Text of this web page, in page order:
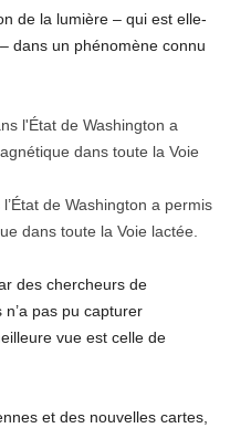
de la lumière – qui est elle-
dans un phénomène connu
de Washington a permis
dans toute la Voie lactée.
des chercheurs de
pas pu capturer
vue est celle de
et des nouvelles cartes,